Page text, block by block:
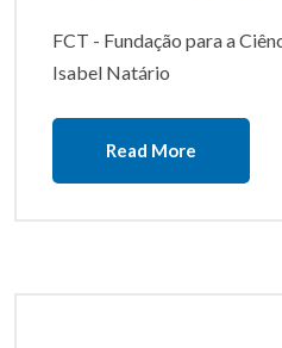
FCT - Fundação para a
Isabel Natário
Read More